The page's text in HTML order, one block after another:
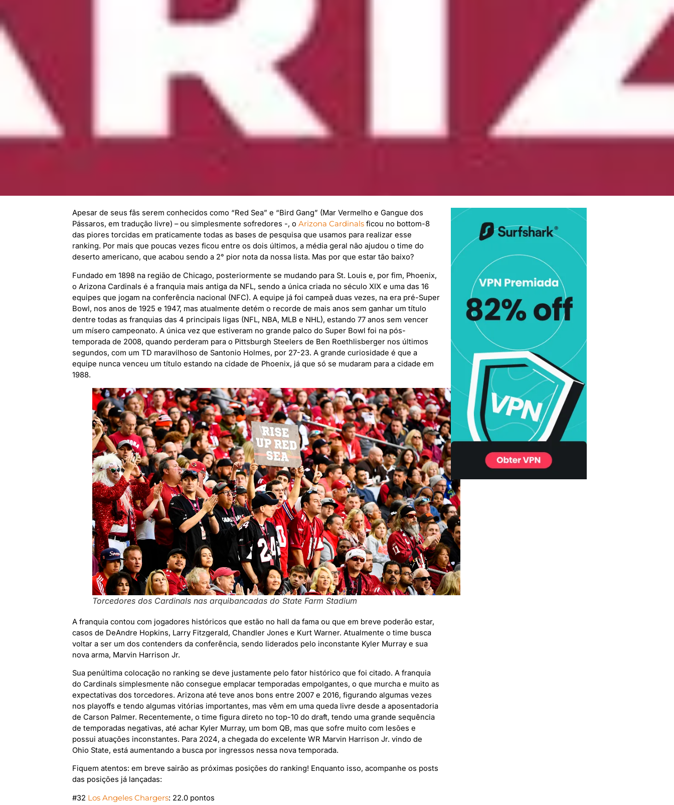
Apesar de seus fãs serem conhecidos como “Red Sea” e “Bird Gang” (Mar Vermelho e Gangue dos
Pássaros, em tradução livre) – ou simplesmente sofredores -, oArizona Cardinals ficou no bottom-8
das piores torcidas em praticamente todas as bases de pesquisa que usamos para realizar esse
ranking. Por mais que poucas vezes ficou entre os dois últimos, a média geral não ajudou o time do
deserto americano, que acabou sendo a 2° pior nota da nossa lista. Mas por que estar tão baixo?
Fundado em 1898 na região de Chicago, posteriormente se mudando para St. Louis e, por fim, Phoenix,
o Arizona Cardinals é a franquia mais antiga da NFL, sendo a única criada no século XIX e uma das 16
equipes que jogam na conferência nacional (NFC). A equipe já foi campeã duas vezes, na era pré-Super
Bowl, nos anos de 1925 e 1947, mas atualmente detém o recorde de mais anos sem ganhar um título
dentre todas as franquias das 4 principais ligas (NFL, NBA, MLB e NHL), estando 77 anos sem vencer
um mísero campeonato. A única vez que estiveram no grande palco do Super Bowl foi na pós-
temporada de 2008, quando perderam para o Pittsburgh Steelers de Ben Roethlisberger nos últimos
segundos, com um TD maravilhoso de Santonio Holmes, por 27-23. A grande curiosidade é que a
equipe nunca venceu um título estando na cidade de Phoenix, já que só se mudaram para a cidade em
1988.
Torcedores dos Cardinals nas arquibancadas do State Farm Stadium
A franquia contou com jogadores históricos que estão no hall da fama ou que em breve poderão estar,
casos de DeAndre Hopkins, Larry Fitzgerald, Chandler Jones e Kurt Warner. Atualmente o time busca
voltar a ser um dos contenders da conferência, sendo liderados pelo inconstante Kyler Murray e sua
nova arma, Marvin Harrison Jr.
Sua penúltima colocação no ranking se deve justamente pelo fator histórico que foi citado. A franquia
do Cardinals simplesmente não consegue emplacar temporadas empolgantes, o que murcha e muito as
expectativas dos torcedores. Arizona até teve anos bons entre 2007 e 2016, figurando algumas vezes
nos playoffs e tendo algumas vitórias importantes, mas vêm em uma queda livre desde a aposentadoria
de Carson Palmer. Recentemente, o time figura direto no top-10 do draft, tendo uma grande sequência
de temporadas negativas, até achar Kyler Murray, um bom QB, mas que sofre muito com lesões e
possui atuações inconstantes. Para 2024, a chegada do excelente WR Marvin Harrison Jr. vindo de
Ohio State, está aumentando a busca por ingressos nessa nova temporada.
Fiquem atentos: em breve sairão as próximas posições do ranking! Enquanto isso, acompanhe os posts
das posições já lançadas:
#32 Los Angeles Chargers: 22.0 pontos